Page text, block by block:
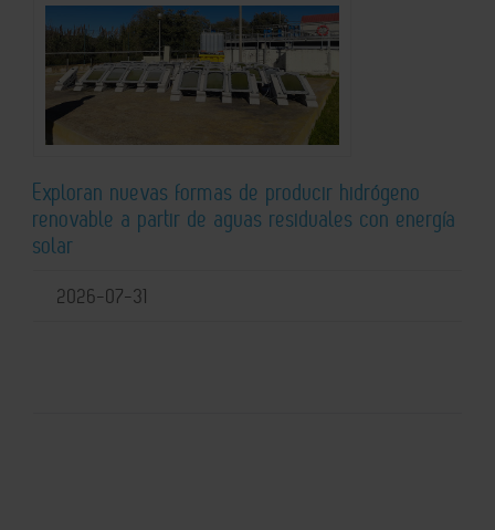
Exploran nuevas formas de producir hidrógeno
renovable a partir de aguas residuales con energía
solar
2026-07-31